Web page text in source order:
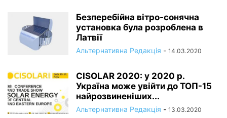
Безперебійна вітро-сонячна
установка була розроблена в
Латвії
Альтернативна Редакція - 14.03.2020
CISOLAR 2020: у 2020 р.
Україна може увійти до ТОП-15
найрозвиненіших...
Альтернативна Редакція - 13.03.2020